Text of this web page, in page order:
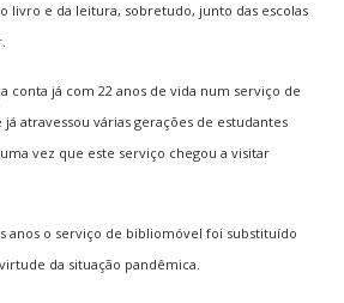
livro e da leitura, sobretudo, junto das escolas
conta já com 22 anos de vida num serviço de
atravessou várias gerações de estudantes
vez que este serviço chegou a visitar
anos o serviço de bibliomóvel foi substituído
da situação pandêmica.